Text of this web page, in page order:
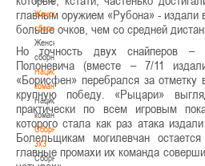
Женские
сборные
Женские
сборные
Национальная
команда
Национальная
команда
Сборные
3х3
Сборные
главным оружием «Рубона» - издали
больше очков, чем со средней
Но точность двух снайперов
Полоневича (вместе – 7/11
«Борисфен» перебрался за отметку
крупную победу. «Рыцари»
практически по всем игровым
которого стала как раз атака
Болельщикам могилевчан
главные промахи их команда